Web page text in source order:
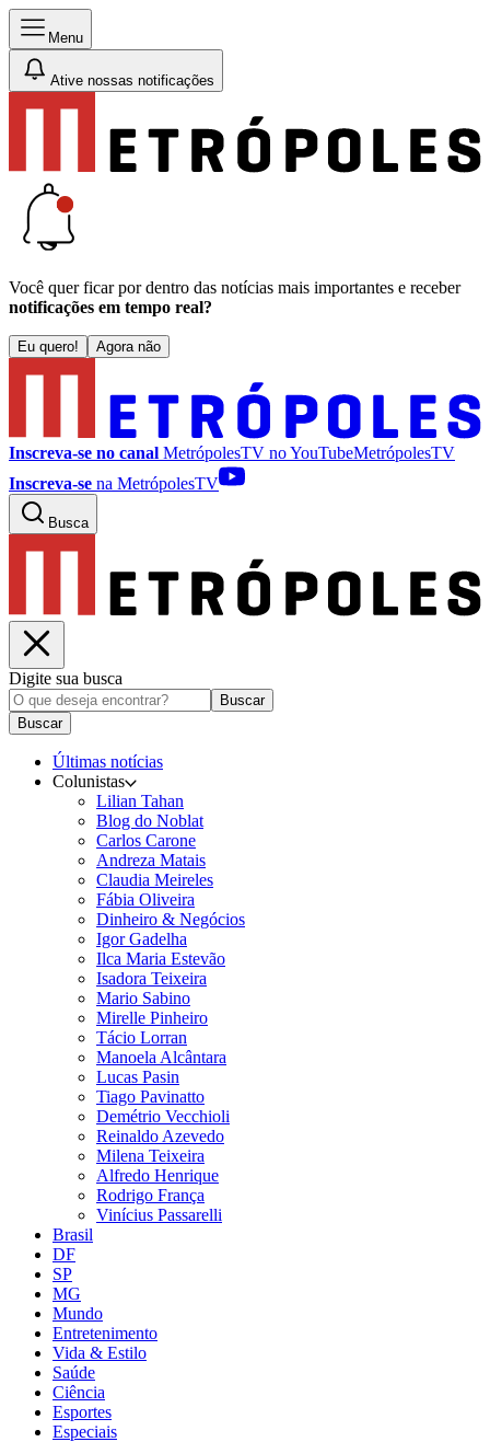
Menu
Ative nossas notificações
Você quer ficar por dentro das notícias mais importantes e receber
notificações em tempo real?
Eu quero! Agora não
Inscreva-se no canal MetrópolesTV noYouTubeMetrópolesTV
Inscreva-se na MetrópolesTV
Busca
Digite sua busca
Buscar
Buscar
Últimas notícias
Colunistas
Lilian Tahan
Blog do Noblat
Carlos Carone
Andreza Matais
Claudia Meireles
Fábia Oliveira
Dinheiro & Negócios
Igor Gadelha
Ilca Maria Estevão
Isadora Teixeira
Mario Sabino
Mirelle Pinheiro
Tácio Lorran
Manoela Alcântara
Lucas Pasin
Tiago Pavinatto
Demétrio Vecchioli
Reinaldo Azevedo
Milena Teixeira
Alfredo Henrique
Rodrigo França
Vinícius Passarelli
Brasil
DF
SP
MG
Mundo
Entretenimento
Vida & Estilo
Saúde
Ciência
Esportes
Especiais